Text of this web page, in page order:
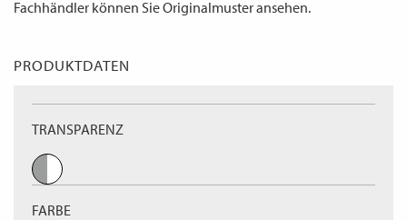
Fachhändler können Sie Originalmuster ansehen.
PRODUKTDATEN
TRANSPARENZ
FARBE